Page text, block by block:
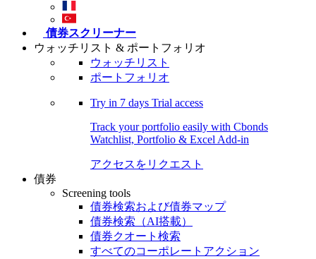
債券スクリーナー
ウォッチリスト & ポートフォリオ
ウォッチリスト
ポートフォリオ
Try in 7 days Trial access
Track your portfolio easily with Cbonds
Watchlist, Portfolio & Excel Add-in
アクセスをリクエスト
債券
Screening tools
債券検索および債券マップ
債券検索（AI搭載）
債券クオート検索
すべてのコーポレートアクション